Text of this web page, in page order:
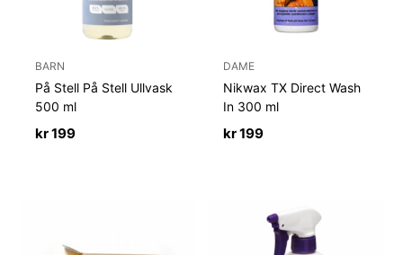
BARN
På Stell På Stell Ullvask
500 ml
kr199
DAME
Nikwax TX Direct Wash
In 300 ml
kr199